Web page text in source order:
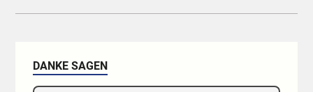
DANKE SAGEN